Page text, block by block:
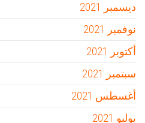
ديسمبر 2021
نوفمبر 2021
أكتوبر 2021
سبتمبر 2021
أغسطس 2021
يوليو 2021